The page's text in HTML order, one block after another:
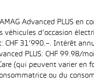
Advanced PLUS en
véhicules d’occasion
CHF 31’990.–. Intérêt
PLUS: CHF 99.98/
(qui peuvent varier en
ou du